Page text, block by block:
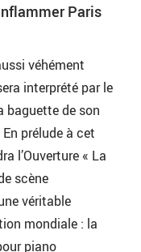
Paris
véhément
interprété par le
baguette de son
prélude à cet
l’Ouverture « La
scène
véritable
mondiale : la
piano